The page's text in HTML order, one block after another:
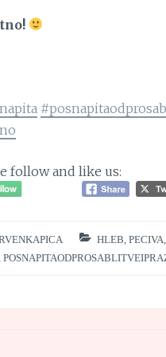
follow and like us:
HLEB,